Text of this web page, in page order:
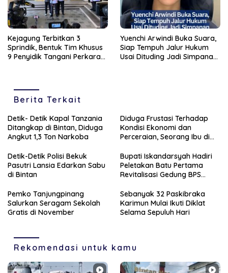
Kejagung Terbitkan 3
Sprindik, Bentuk Tim Khusus
9 Penyidik Tangani Perkara
Yuenchi Arwindi Buka Suara,
Siap Tempuh Jalur Hukum
Usai Dituding Jadi Simpanan
Berita Terkait
Detik- Detik Kapal Tanzania
Ditangkap di Bintan, Diduga
Angkut 1,3 Ton Narkoba
Diduga Frustasi Terhadap
Kondisi Ekonomi dan
Perceraian, Seorang Ibu di
Anaknya Sendiri
Detik-Detik Polisi Bekuk
Pasutri Lansia Edarkan Sabu
di Bintan
Bupati Iskandarsyah Hadiri
Peletakan Batu Pertama
Revitalisasi Gedung BPS
Pemko Tanjungpinang
Salurkan Seragam Sekolah
Gratis di November
Sebanyak 32 Paskibraka
Karimun Mulai Ikuti Diklat
Selama Sepuluh Hari
Rekomendasi untuk kamu